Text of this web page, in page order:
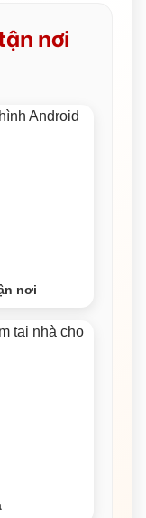
nơi
nơi